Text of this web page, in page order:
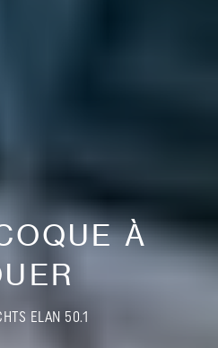
À
ELAN 50.1